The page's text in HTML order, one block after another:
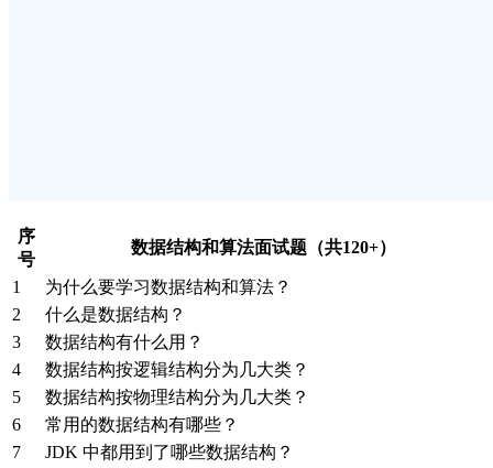
序
号
数据结构和算法面试题（共120+）
1
为什么要学习数据结构和算法？
2
什么是数据结构？
3
数据结构有什么用？
4
数据结构按逻辑结构分为几大类？
5
数据结构按物理结构分为几大类？
6
常用的数据结构有哪些？
7
JDK 中都用到了哪些数据结构？